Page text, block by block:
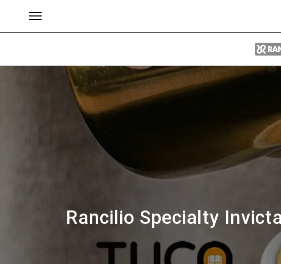
Rancilio Specialty
ブランド
ラ